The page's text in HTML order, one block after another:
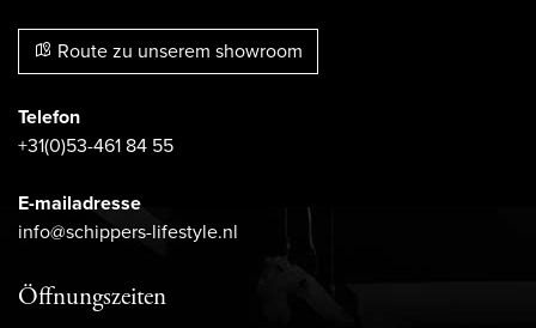
Route zu unserem showroom
Telefon
+31(0)53-461 84 55
E-mailadresse
info@schippers-lifestyle.nl
Öffnungszeiten